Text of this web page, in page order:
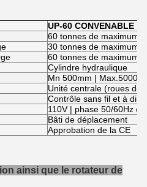
UP-60 CONVENABLE
60 tonnes de maximum
30 tonnes de maximum
60 tonnes de maximum
Cylindre hydraulique
Mn 500mm |
Unité centrale (roues de
Contrôle sans fil et à
110V | phase 50/60Hz
Bâti de déplacement
Approbation de la CE
ainsi que le rotateur de